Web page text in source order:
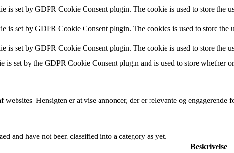
is set by GDPR Cookie Consent plugin. The cookie is used to store the
is set by GDPR Cookie Consent plugin. The cookies is used to store the
is set by GDPR Cookie Consent plugin. The cookie is used to store the
is set by the GDPR Cookie Consent plugin and is used to store whether
Hensigten er at vise annoncer, der er relevante og
and have not been classified into a category as yet.
Beskrivelse